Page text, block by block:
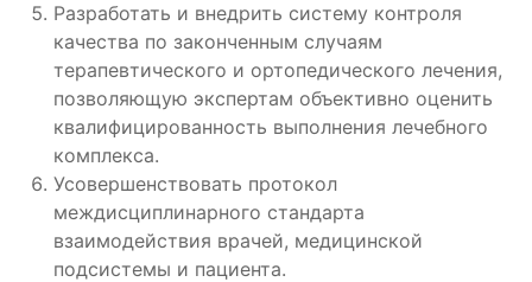
Разработать и внедрить систему контроля
качества по законченным случаям
терапевтического и ортопедического лечения,
позволяющую экспертам объективно оценить
квалифицированность выполнения лечебного
комплекса.
Усовершенствовать протокол
междисциплинарного стандарта
взаимодействия врачей, медицинской
подсистемы и пациента.